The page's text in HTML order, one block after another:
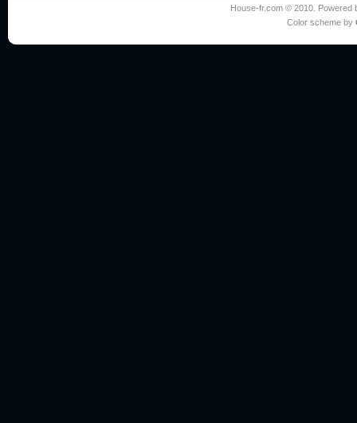
House-fr.com © 2010. Powered
Color scheme by